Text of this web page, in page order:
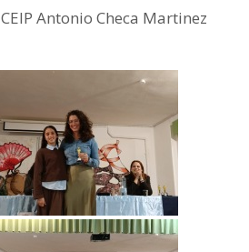
CEIP Antonio Checa Martinez